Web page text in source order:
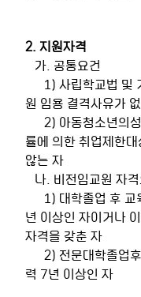
2. 지원자격
가. 공통요건
1) 사립학교법 및
원 임용 결격사유가
2) 아동청소년의
률에 의한 취업제한
않는 자
나. 비전임교원 자
1) 대학졸업 후 교
년 이상인 자이거나
자격을 갖춘 자
2) 전문대학졸업후
력 7년 이상인 자